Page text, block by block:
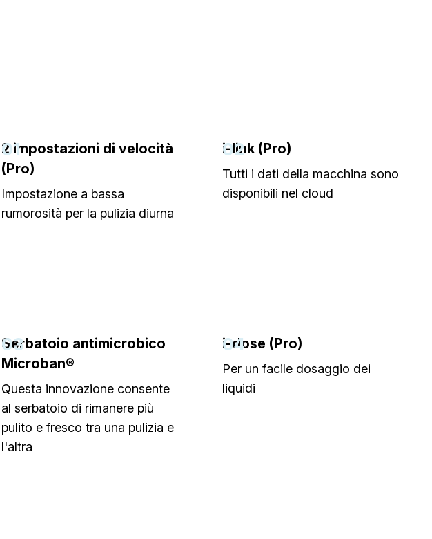
01
2 impostazioni di velocità
(Pro)
Impostazione a bassa
rumorosità per la pulizia diurna
02
i-link (Pro)
Tutti i dati della macchina sono
disponibili nel cloud
03
Serbatoio antimicrobico
Microban®
Questa innovazione consente
al serbatoio di rimanere più
pulito e fresco tra una pulizia e
l'altra
04
i-dose (Pro)
Per un facile dosaggio dei
liquidi